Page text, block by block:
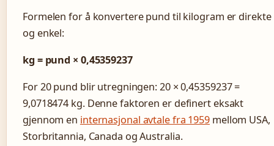
Formelen for å konvertere pund til kilogram er direkte
og enkel:
kg = pund × 0,45359237
For 20 pund blir utregningen: 20 × 0,45359237 =
9,0718474 kg. Denne faktoren er definert eksakt
gjennom en internasjonal avtale fra 1959 mellom USA,
Storbritannia, Canada og Australia.